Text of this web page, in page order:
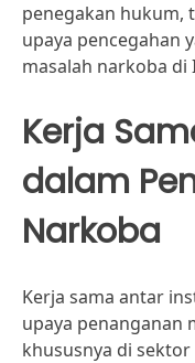
penegakan hukum,
upaya pencegahan
masalah narkoba di
Kerja
dalam
Narkoba
Kerja sama antar
upaya penanganan
khususnya di